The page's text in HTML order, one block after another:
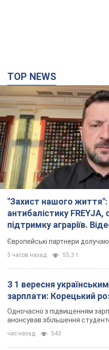
TOP NEWS
"Захист нашого життя":
антибалістику FREYJA,
підтримку аграріїв.
Європейські партнери
5 часов назад 55,3 т.
З 1 вересня
зарплати: Корецький
Одночасно з підвищенням
анонсував збільшення
час назад 543